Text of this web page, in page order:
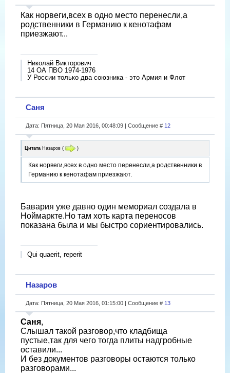
Как норвеги,всех в одно место перенесли,а
родственники в Германию к кенотафам
приезжают...
Николай Викторович
14 ОА ПВО 1974-1976
У России только два союзника - это Армия и Флот
Саня
Дата: Пятница, 20 Мая 2016, 00:48:09 | Сообщение # 12
Цитата Назаров ( )
Как норвеги,всех в одно место перенесли,а родственники в
Германию к кенотафам приезжают.
Бавария уже давно один мемориал создала в
Ноймаркте.Но там хоть карта переносов
показана была и мы быстро сориентировались.
Qui quaerit, reperit
Назаров
Дата: Пятница, 20 Мая 2016, 01:15:00 | Сообщение # 13
Саня,
Слышал такой разговор,что кладбища
пустые,так для чего тогда плиты надгробные
оставили...
И без документов разговоры остаются только
разговорами...